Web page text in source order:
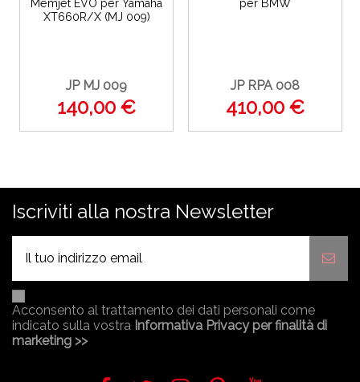
Memjet EVO per Yamaha
XT660R/X (MJ 009)
JP MJ 009
140,00 €
per BMW
JP RPA 008
410,00 €
Iscriviti alla nostra Newsletter
Acconsento al trattamento dei dati personali come
indicato sulla vostra Informativa Privacy per finalità di
marketing >>